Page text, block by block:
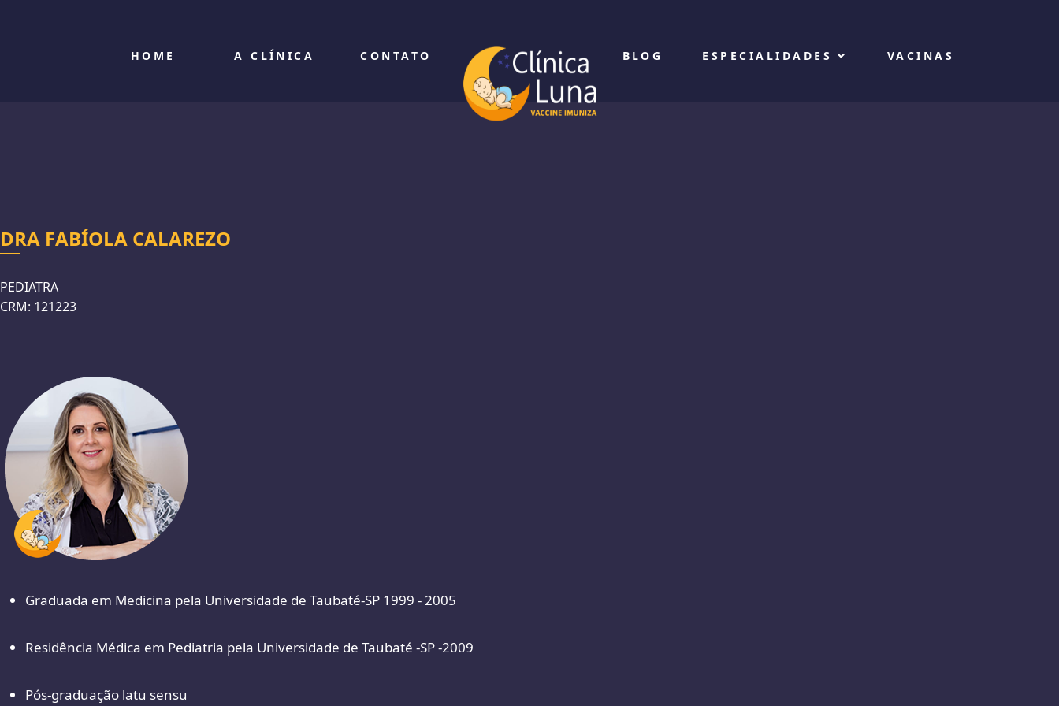
HOME A CLÍNICA CONTATO BLOG ESPECIALIDADES VACINAS
DRA FABÍOLA CALAREZO
PEDIATRA
CRM: 121223
Graduada em Medicina pela Universidade de Taubaté-SP 1999 - 2005
Residência Médica em Pediatria pela Universidade de Taubaté -SP -2009
Pós-graduação latu sensu